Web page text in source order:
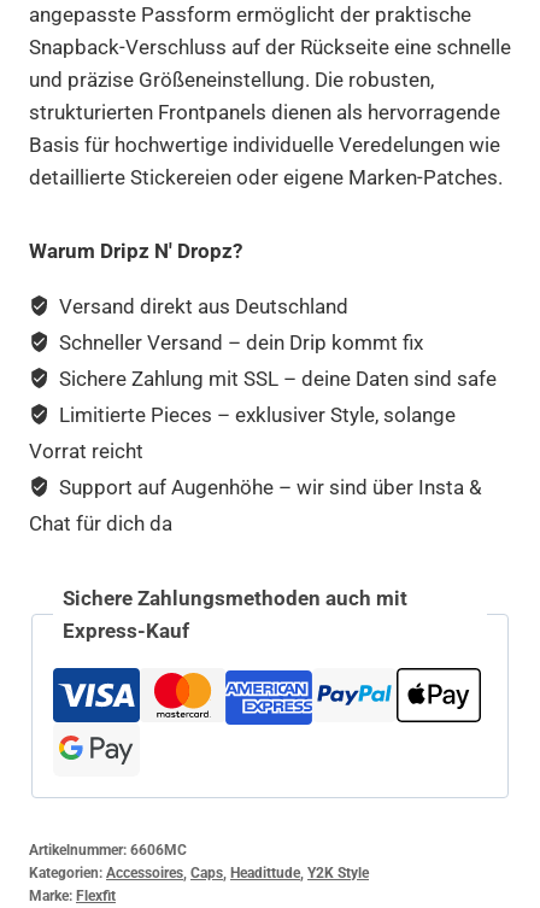
angepasste Passform ermöglicht der praktische
Snapback-Verschluss auf der Rückseite eine schnelle
und präzise Größeneinstellung. Die robusten,
strukturierten Frontpanels dienen als hervorragende
Basis für hochwertige individuelle Veredelungen wie
detaillierte Stickereien oder eigene Marken-Patches.
Warum Dripz N' Dropz?
Versand direkt aus Deutschland
Schneller Versand – dein Drip kommt fix
Sichere Zahlung mit SSL – deine Daten sind safe
Limitierte Pieces – exklusiver Style, solange
Vorrat reicht
Support auf Augenhöhe – wir sind über Insta &
Chat für dich da
Sichere Zahlungsmethoden auch mit
Express-Kauf
Artikelnummer: 6606MC
Kategorien: Accessoires Caps Headittude, Y2K Style
Marke: Flexfit